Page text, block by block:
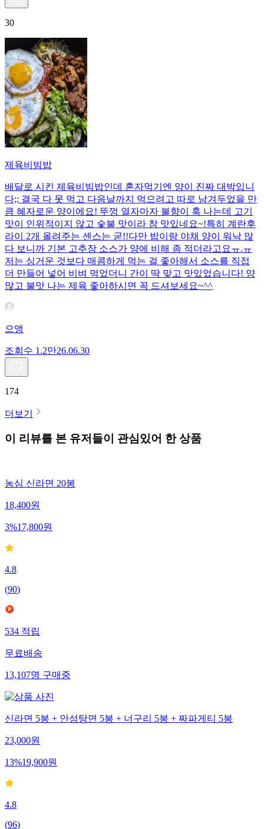
30
제육비빔밥
배달로 시킨 제육비빔밥인데 혼자먹기엔 양이 진짜 대박입니
다;; 결국 다 못 먹고 다음날까지 먹으려고 따로 남겨두었을 만
큼 혜자로운 양이에요! 뚜껑 열자마자 불향이 훅 나는데 고기
맛이 인위적이지 않고 숯불 맛이라 참 맛있네요~!특히 계란후
라이 2개 올려주는 센스는 굳!! ​다만 밥이랑 야채 양이 워낙 많
다 보니까 기본 고추장 소스가 양에 비해 좀 적더라고요ㅠ.ㅠ
저는 싱거운 것보다 매콤하게 먹는 걸 좋아해서 소스를 직접
더 만들어 넣어 비벼 먹었더니 간이 딱 맞고 맛있었습니다! 양
많고 불맛 나는 제육 좋아하시면 꼭 드셔보세요~^^
으앵
조회수 1.2만26.06.30
174
더보기
이 리뷰를 본 유저들이 관심있어 한 상품
농심 신라면 20봉
18,400원
3%17,800원
4.8
(90)
534 적립
무료배송
13,107명 구매중
신라면 5봉 + 안성탕면 5봉 + 너구리 5봉 + 짜파게티 5봉
23,000원
13%19,900원
4.8
(96)